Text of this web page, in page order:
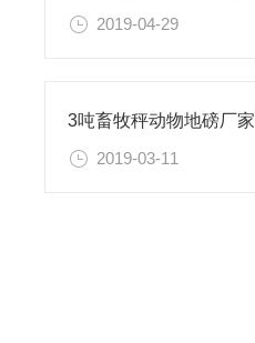
2019-04-29
3吨畜牧秤动物地磅厂家
2019-03-11